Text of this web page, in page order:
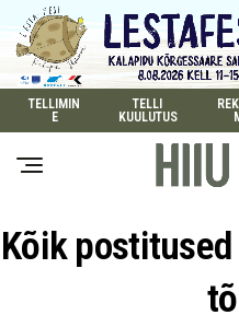
TELLIMIN
E
TELLI
KUULUTUS
Kõik